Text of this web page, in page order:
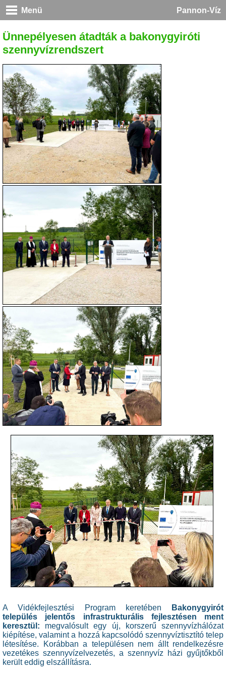
Menü Pannon-Víz
Ünnepélyesen átadták a bakonygyiróti
szennyvízrendszert
A Vidékfejlesztési Program keretében
Bakonygyirót
település jelentős infrastrukturális fejlesztésen ment
keresztül: megvalósult egy új, korszerű szennyvízhálózat
kiépítése, valamint a hozzá kapcsolódó szennyvíztisztító telep
létesítése. Korábban a településen nem állt rendelkezésre
vezetékes szennyvízelvezetés, a szennyvíz házi gyűjtőkből
került eddig elszállításra.